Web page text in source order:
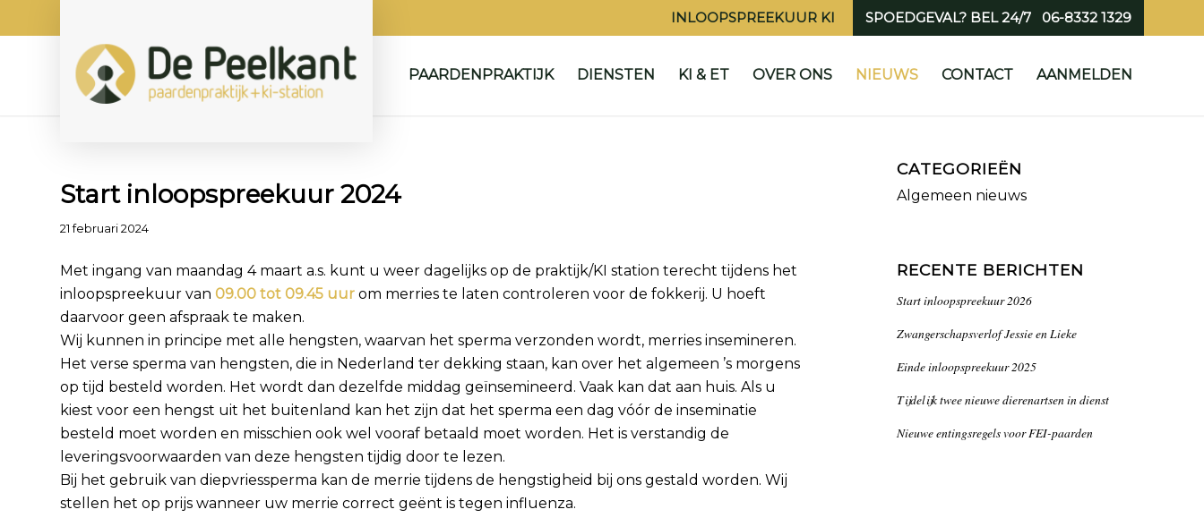
INLOOPSPREEKUUR KI SPOEDGEVAL? BEL 24/7 06-8332 1329
PAARDENPRAKTIJK DIENSTEN KI & ET OVER ONS NIEUWS CONTACT AANMELDEN
Start inloopspreekuur 2024
21 februari 2024
Met ingang van maandag 4 maart a.s. kunt u weer dagelijks op de praktijk/KI station terecht tijdens het
inloopspreekuur van 09.00 tot 09.45 uur om merries te laten controleren voor de fokkerij. U hoeft
daarvoor geen afspraak te maken.
Wij kunnen in principe met alle hengsten, waarvan het sperma verzonden wordt, merries insemineren.
Het verse sperma van hengsten, die in Nederland ter dekking staan, kan over het algemeen ’s morgens
op tijd besteld worden. Het wordt dan dezelfde middag geïnsemineerd. Vaak kan dat aan huis. Als u
kiest voor een hengst uit het buitenland kan het zijn dat het sperma een dag vóór de inseminatie
besteld moet worden en misschien ook wel vooraf betaald moet worden. Het is verstandig de
leveringsvoorwaarden van deze hengsten tijdig door te lezen.
Bij het gebruik van diepvriessperma kan de merrie tijdens de hengstigheid bij ons gestald worden. Wij
stellen het op prijs wanneer uw merrie correct geënt is tegen influenza.
CATEGORIEËN
Algemeen nieuws
RECENTE BERICHTEN
Start inloopspreekuur 2026
Zwangerschapsverlof Jessie en Lieke
Einde inloopspreekuur 2025
Tijdelijk twee nieuwe dierenartsen in dienst
Nieuwe entingsregels voor FEI-paarden